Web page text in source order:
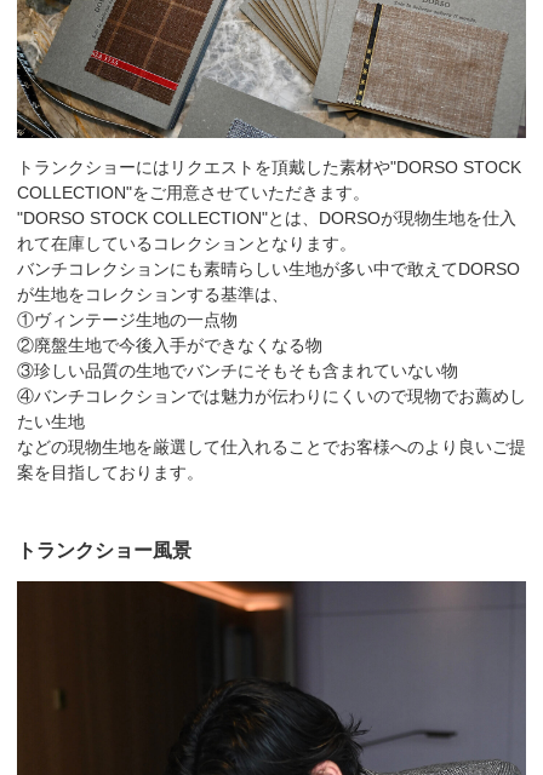
トランクショーにはリクエストを頂戴した素材や"DORSO STOCK
COLLECTION"をご用意させていただきます。
"DORSO STOCK COLLECTION"とは、DORSOが現物生地を仕入
れて在庫しているコレクションとなります。
バンチコレクションにも素晴らしい生地が多い中で敢えてDORSO
が生地をコレクションする基準は、
①ヴィンテージ生地の一点物
②廃盤生地で今後入手ができなくなる物
③珍しい品質の生地でバンチにそもそも含まれていない物
④バンチコレクションでは魅力が伝わりにくいので現物でお薦めし
たい生地
などの現物生地を厳選して仕入れることでお客様へのより良いご提
案を目指しております。
トランクショー風景